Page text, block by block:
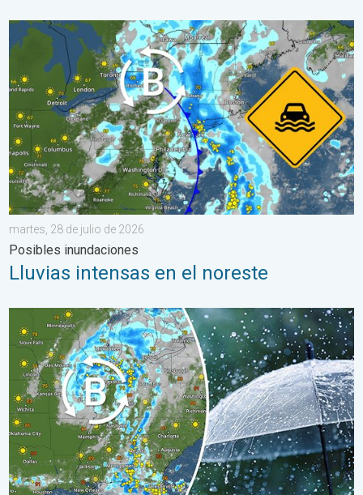
Lluvias intensas en el noreste. Posibles inundaciones. . .
martes, 28 de julio de 2026
Posibles inundaciones
Lluvias intensas en el noreste
Una baja presión traerá un fin de semana lluvioso. El Este